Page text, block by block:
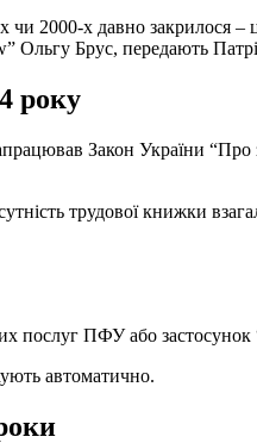
2000-х давно закрилося –
Ольгу Брус, передають
року
Закон України
трудової книжки
послуг ПФУ або застосунок
автоматично.